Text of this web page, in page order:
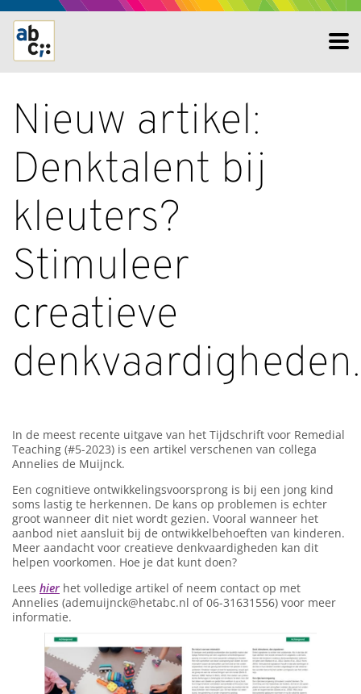
Nieuw artikel:
Denktalent bij
kleuters?
Stimuleer
creatieve
denkvaardigheden.
In de meest recente uitgave van het Tijdschrift voor Remedial
Teaching (#5-2023) is een artikel verschenen van collega
Annelies de Muijnck.
Een cognitieve ontwikkelingsvoorsprong is bij een jong kind
soms lastig te herkennen. De kans op problemen is echter
groot wanneer dit niet wordt gezien. Vooral wanneer het
aanbod niet aansluit bij de ontwikkelbehoeften van kinderen.
Meer aandacht voor creatieve denkvaardigheden kan dit
helpen voorkomen. Hoe je dat kunt doen?
Lees hier het volledige artikel of neem contact op met
Annelies (ademuijnck@hetabc.nl of 06-31631556) voor meer
informatie.